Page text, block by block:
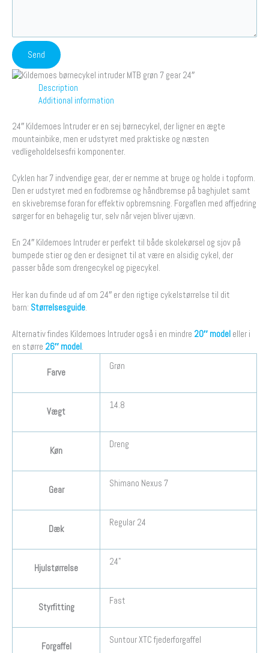
Description
Additional information
24″ Kildemoes Intruder er en sej børnecykel, der ligner en ægte
mountainbike, men er udstyret med praktiske og næsten
vedligeholdelsesfri komponenter.
Cyklen har 7 indvendige gear, der er nemme at bruge og holde i topform.
Den er udstyret med en fodbremse og håndbremse på baghjulet samt
en skivebremse foran for effektiv opbremsning. Forgaflen med affjedring
sørger for en behagelig tur, selv når vejen bliver ujævn.
En 24″ Kildemoes Intruder er perfekt til både skolekørsel og sjov på
bumpede stier og den er designet til at være en alsidig cykel, der
passer både som drengecykel og pigecykel.
Her kan du finde ud af om 24″ er den rigtige cykelstørrelse til dit
barn: Størrelsesguide.
Alternativ findes Kildemoes Intruder også i en mindre 20″ model eller i
en større 26″ model.
Farve
Grøn
Vægt
14.8
Køn
Dreng
Gear
Shimano Nexus 7
Dæk
Regular 24
Hjulstørrelse
24"
Styrfitting
Fast
Forgaffel
Suntour XTC fjederforgaffel